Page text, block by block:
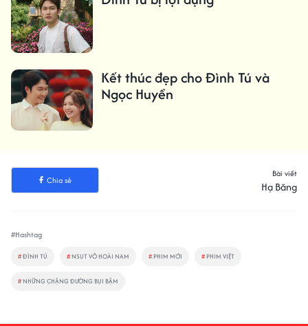
Kết thúc đẹp cho Đình Tú và
Ngọc Huyền
Chia sẻ
Bài viết
Hạ Băng
#Hashtag
#ĐÌNH TÚ # NSUT VÕ HOÀI NAM # PHIM MỚI # PHIM VIỆT
# NHỮNG CHẶNG ĐƯỜNG BỤI BẶM